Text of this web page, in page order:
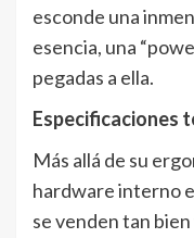
esconde una
esencia, una
pegadas a ella.
Especificaciones
Más allá de su
hardware interno
se venden tan